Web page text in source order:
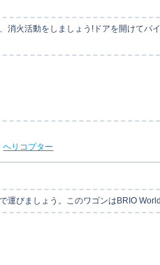
消火活動をしましょう!ドアを開けてパ
ヘリコプター
運びましょう。このワゴンはBRIO